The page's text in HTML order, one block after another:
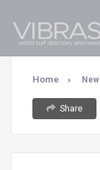
Home
Share